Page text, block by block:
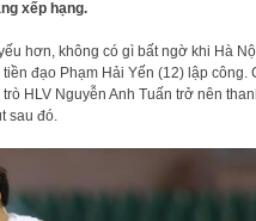
xếp hạng.
hơn, không có gì bất ngờ khi Hà
đạo Phạm Hải Yến (12) lập công.
HLV Nguyễn Anh Tuấn trở nên
sau đó.